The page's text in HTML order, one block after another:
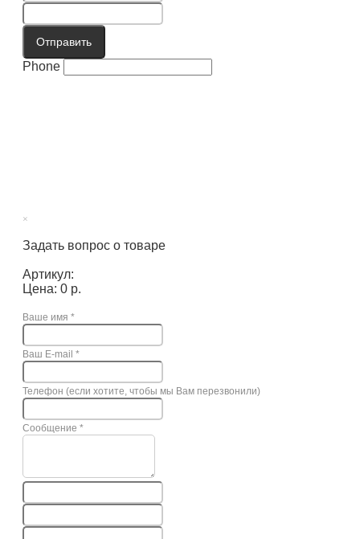
Отправить
Phone
×
Задать вопрос о товаре
Артикул:
Цена: 0 р.
Ваше имя *
Ваш E-mail *
Телефон (если хотите, чтобы мы Вам перезвонили)
Сообщение *